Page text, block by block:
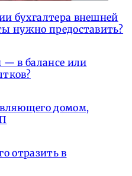
бухгалтера внешней
нужно предоставить?
— в балансе или
домом,
отразить в